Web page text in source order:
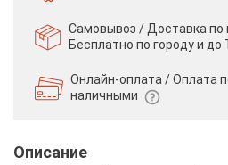
Самовывоз / Доставка по
Бесплатно по городу и до
Онлайн-оплата / Оплата
наличными
Описание